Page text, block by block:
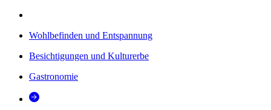
Wohlbefinden und Entspannung
Besichtigungen und Kulturerbe
Gastronomie